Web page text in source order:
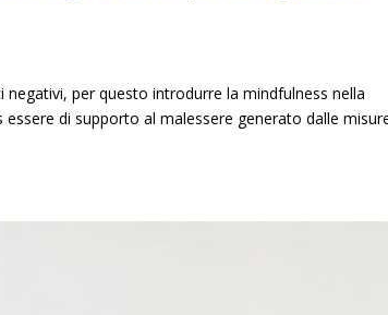
per questo introdurre la mindfulness nella
di supporto al malessere generato dalle